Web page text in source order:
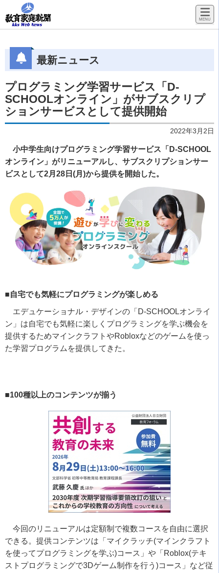
最新ニュース
プログラミング学習サービス「D-
SCHOOLオンライン」がサブスクリプ
ションサービスとして提供開始
2022年3月2日
小中学生向けプログラミング学習サービス「D-SCHOOL
オンライン」がリニューアルし、サブスクリプションサー
ビスとして2月28日(月)から提供を開始した。
■自宅でも気軽にプログラミングが楽しめる
エデュケーショナル・デザインの「 D-SCHOOLオンライ
ン」は自宅でも気軽に楽しくプログラミングを学ぶ機会を
提供するためマインクラフトやRobloxなどのゲームを使っ
た学習プログラムを提供してきた。
■100種以上のコンテンツが揃う
今回のリニューアルは定額制で複数コースを自由に選択
できる。提供コンテンツは「マイクラッチ(マインクラフト
を使ってプログラミングを学ぶ)コース」や「 Roblox(テキ
ストプログラミングで3Dゲーム制作を行う )コース」など従